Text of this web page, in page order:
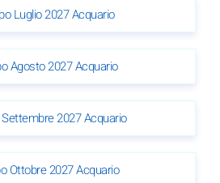
Luglio 2027 Acquario
Agosto 2027 Acquario
2027 Acquario
Ottobre 2027 Acquario